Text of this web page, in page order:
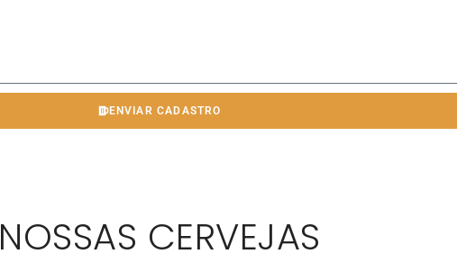
ENVIAR CADASTRO
NOSSAS CERVEJAS